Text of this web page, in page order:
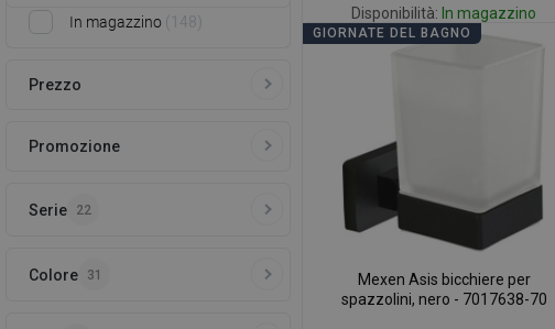
In magazzino 148
Prezzo
Promozione
Serie 22
Colore 31
Disponibilità: In magazzino
GIORNATE DEL BAGNO
Mexen Asis bicchiere per
spazzolini, nero - 7017638-70